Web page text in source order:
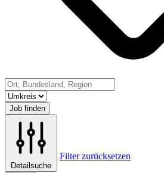
Job finden
Detailsuche
Filter zurücksetzen